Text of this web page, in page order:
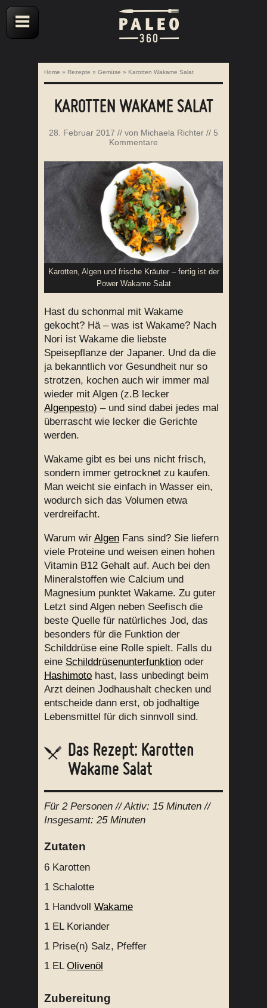
Home » Rezepte » Gemüse » Karotten Wakame Salat
KAROTTEN WAKAME SALAT
28. Februar 2017 // von Michaela Richter // 5
Kommentare
Karotten, Algen und frische Kräuter – fertig ist der
Power Wakame Salat
Hast du schonmal mit Wakame
gekocht? Hä – was ist Wakame? Nach
Nori ist Wakame die liebste
Speisepflanze der Japaner. Und da die
ja bekanntlich vor Gesundheit nur so
strotzen, kochen auch wir immer mal
wieder mit Algen (z.B lecker
Algenpesto) – und sind dabei jedes mal
überrascht wie lecker die Gerichte
werden.
Wakame gibt es bei uns nicht frisch,
sondern immer getrocknet zu kaufen.
Man weicht sie einfach in Wasser ein,
wodurch sich das Volumen etwa
verdreifacht.
Warum wir Algen Fans sind? Sie liefern
viele Proteine und weisen einen hohen
Vitamin B12 Gehalt auf. Auch bei den
Mineralstoffen wie Calcium und
Magnesium punktet Wakame. Zu guter
Letzt sind Algen neben Seefisch die
beste Quelle für natürliches Jod, das
besonders für die Funktion der
Schilddrüse eine Rolle spielt. Falls du
eine Schilddrüsenunterfunktion oder
Hashimoto hast, lass unbedingt beim
Arzt deinen Jodhaushalt checken und
entscheide dann erst, ob jodhaltige
Lebensmittel für dich sinnvoll sind.
Das Rezept: Karotten
Wakame Salat
Für 2 Personen // Aktiv: 15 Minuten //
Insgesamt: 25 Minuten
Zutaten
6 Karotten
1 Schalotte
1 Handvoll Wakame
1 EL Koriander
1 Prise(n) Salz, Pfeffer
1 EL Olivenöl
Zubereitung